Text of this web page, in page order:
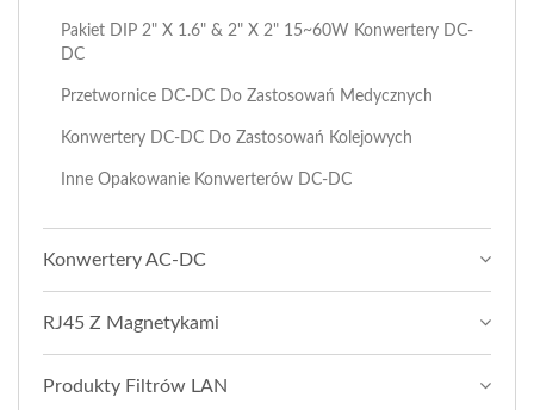
Pakiet DIP 2" X 1.6" & 2" X 2" 15~60W Konwertery DC-
DC
Przetwornice DC-DC Do Zastosowań Medycznych
Konwertery DC-DC Do Zastosowań Kolejowych
Inne Opakowanie Konwerterów DC-DC
Konwertery AC-DC
RJ45 Z Magnetykami
Produkty Filtrów LAN